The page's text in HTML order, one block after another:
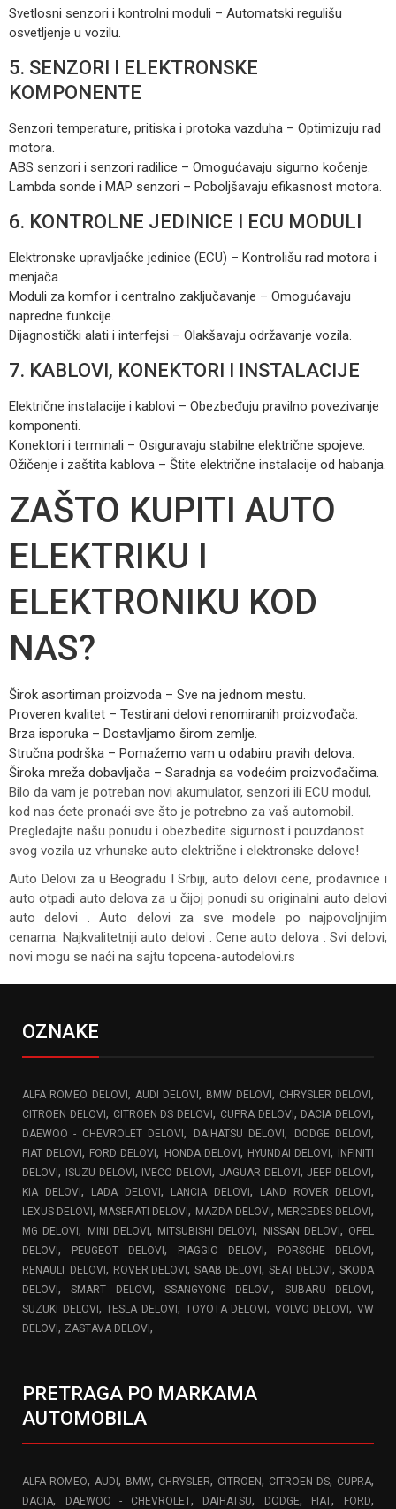
Svetlosni senzori i kontrolni moduli – Automatski regulišu
osvetljenje u vozilu.
5. SENZORI I ELEKTRONSKE
KOMPONENTE
Senzori temperature, pritiska i protoka vazduha – Optimizuju rad
motora.
ABS senzori i senzori radilice – Omogućavaju sigurno kočenje.
Lambda sonde i MAP senzori – Poboljšavaju efikasnost motora.
6. KONTROLNE JEDINICE I ECU MODULI
Elektronske upravljačke jedinice (ECU) – Kontrolišu rad motora i
menjača.
Moduli za komfor i centralno zaključavanje – Omogućavaju
napredne funkcije.
Dijagnostički alati i interfejsi – Olakšavaju održavanje vozila.
7. KABLOVI, KONEKTORI I INSTALACIJE
Električne instalacije i kablovi – Obezbeđuju pravilno povezivanje
komponenti.
Konektori i terminali – Osiguravaju stabilne električne spojeve.
Ožičenje i zaštita kablova – Štite električne instalacije od habanja.
ZAŠTO KUPITI AUTO
ELEKTRIKU I
ELEKTRONIKU KOD
NAS?
Širok asortiman proizvoda – Sve na jednom mestu.
Proveren kvalitet – Testirani delovi renomiranih proizvođača.
Brza isporuka – Dostavljamo širom zemlje.
Stručna podrška – Pomažemo vam u odabiru pravih delova.
Široka mreža dobavljača – Saradnja sa vodećim proizvođačima.
Bilo da vam je potreban novi akumulator, senzori ili ECU modul,
kod nas ćete pronaći sve što je potrebno za vaš automobil.
Pregledajte našu ponudu i obezbedite sigurnost i pouzdanost
svog vozila uz vrhunske auto električne i elektronske delove!
Auto Delovi za u Beogradu I Srbiji, auto delovi cene, prodavnice i
auto otpadi auto delova za u čijoj ponudi su originalni auto delovi
auto delovi . Auto delovi za sve modele po najpovoljnijim
cenama. Najkvalitetniji auto delovi . Cene auto delova . Svi delovi,
novi mogu se naći na sajtu topcena-autodelovi.rs
OZNAKE
ALFA ROMEO DELOVI, AUDI DELOVI, BMW DELOVI, CHRYSLER DELOVI,
CITROEN DELOVI, CITROEN DS DELOVI, CUPRA DELOVI, DACIA DELOVI,
DAEWOO - CHEVROLET DELOVI, DAIHATSU DELOVI, DODGE DELOVI,
FIAT DELOVI, FORD DELOVI, HONDA DELOVI, HYUNDAI DELOVI, INFINITI
DELOVI, ISUZU DELOVI, IVECO DELOVI, JAGUAR DELOVI,JEEP DELOVI,
KIA DELOVI, LADA DELOVI, LANCIA DELOVI, LAND ROVER DELOVI,
LEXUS DELOVI, MASERATI DELOVI, MAZDA DELOVI, MERCEDES DELOVI,
MG DELOVI, MINI DELOVI, MITSUBISHI DELOVI, NISSAN DELOVI, OPEL
DELOVI, PEUGEOT DELOVI, PIAGGIO DELOVI, PORSCHE DELOVI,
RENAULT DELOVI, ROVER DELOVI, SAAB DELOVI, SEAT DELOVI, SKODA
DELOVI,SMART DELOVI,SSANGYONG DELOVI, SUBARU DELOVI,
SUZUKI DELOVI,TESLA DELOVI, TOYOTA DELOVI, VOLVO DELOVI, VW
DELOVI, ZASTAVA DELOVI,
PRETRAGA PO MARKAMA
AUTOMOBILA
ALFA ROMEO, AUDI, BMW, CHRYSLER, CITROEN, CITROEN DS, CUPRA,
DACIA, DAEWOO - CHEVROLET, DAIHATSU, DODGE, FIAT, FORD,